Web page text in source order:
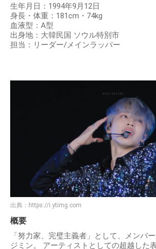
生年月日：1994年9月12日
身長・体重：181cm・74kg
血液型：A型
出身地：大韓民国 ソウル特別市
担当：リーダー/メインラッパー
出典： https://i.ytimg.com
概要
「努力家、完璧主義者」として、メンバ
ジミン。 アーティストとしての超越した